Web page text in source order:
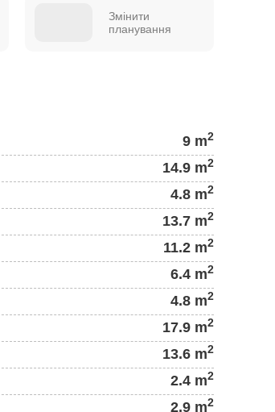
Змінити
планування
9 m2
14.9 m2
4.8 m2
13.7 m2
11.2 m2
6.4 m2
4.8 m2
17.9 m2
13.6 m2
2.4 m2
2.9 m2